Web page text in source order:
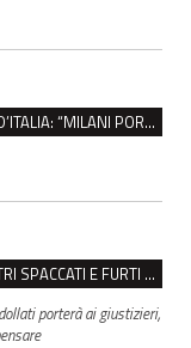
HELLWATT, SCONTRO SENZA FINE. FRATELLI D’ITALIA: “MILANI PORTA DOCUMENTI, DE FRANCO INSULTI”
REGGIO, PIAZZALE EUROPA È UN INCUBO: VETRI SPACCATI E FURTI SULLE AUTO IN SOSTA
porterà ai giustizieri,